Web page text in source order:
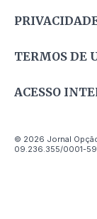
TERMOS DE
ACESSO
© 2026 Jornal
09.236.355/0001-